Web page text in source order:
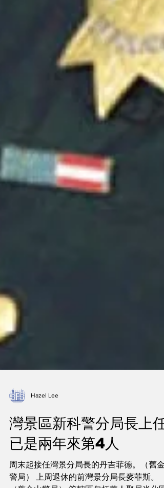
灣景區新科警分局長上任
已是兩年來第4人
周末起接任灣景分局長的丹吉菲德。（舊金